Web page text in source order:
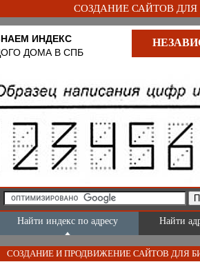
СОЗДАНИЕ САЙТОВ ДЛЯ
ИНДЕКС
ДОМА В СПБ
Найти индекс по адресу Найти
СОЗДАНИЕ И ПРОДВИЖЕНИЕ САЙТОВ ДЛЯ